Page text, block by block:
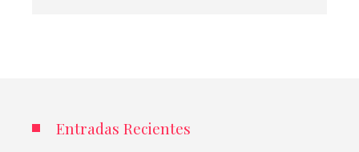
Entradas Recientes